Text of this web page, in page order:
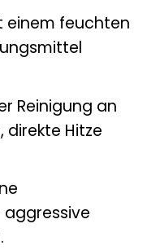
einem feuchten
Reinigung an
direkte Hitze